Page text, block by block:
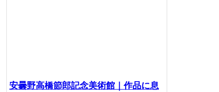
安曇野高橋節郎記念美術館｜作品に息